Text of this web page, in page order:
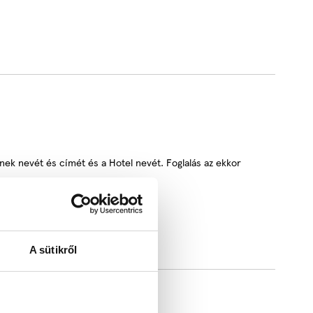
A sütikről
nevét és címét és a Hotel nevét. Foglalás az ekkor